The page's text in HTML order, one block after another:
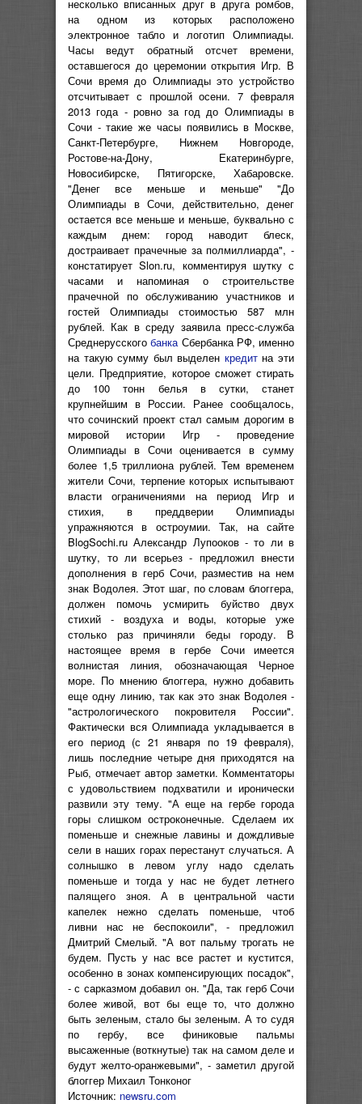
несколько вписанных друг в друга ромбов,
на одном из которых расположено
электронное табло и логотип Олимпиады.
Часы ведут обратный отсчет времени,
оставшегося до церемонии открытия Игр. В
Сочи время до Олимпиады это устройство
отсчитывает с прошлой осени. 7 февраля
2013 года - ровно за год до Олимпиады в
Сочи - такие же часы появились в Москве,
Санкт-Петербурге, Нижнем Новгороде,
Ростове-на-Дону, Екатеринбурге,
Новосибирске, Пятигорске, Хабаровске.
"Денег все меньше и меньше" "До
Олимпиады в Сочи, действительно, денег
остается все меньше и меньше, буквально с
каждым днем: город наводит блеск,
достраивает прачечные за полмиллиарда", -
констатирует Slon.ru, комментируя шутку с
часами и напоминая о строительстве
прачечной по обслуживанию участников и
гостей Олимпиады стоимостью 587 млн
рублей. Как в среду заявила пресс-служба
Среднерусскогобанка Сбербанка РФ, именно
на такую сумму был выделен кредитна эти
цели. Предприятие, которое сможет стирать
до 100 тонн белья в сутки, станет
крупнейшим в России. Ранее сообщалось,
что сочинский проект стал самым дорогим в
мировой истории Игр - проведение
Олимпиады в Сочи оценивается в сумму
более 1,5 триллиона рублей. Тем временем
жители Сочи, терпение которых испытывают
власти ограничениями на период Игр и
стихия, в преддверии Олимпиады
упражняются в остроумии. Так, на сайте
BlogSochi.ru Александр Лупооков - то ли в
шутку, то ли всерьез - предложил внести
дополнения в герб Сочи, разместив на нем
знак Водолея. Этот шаг, по словам блоггера,
должен помочь усмирить буйство двух
стихий - воздуха и воды, которые уже
столько раз причиняли беды городу. В
настоящее время в гербе Сочи имеется
волнистая линия, обозначающая Черное
море. По мнению блоггера, нужно добавить
еще одну линию, так как это знак Водолея -
"астрологического покровителя России".
Фактически вся Олимпиада укладывается в
его период (с 21 января по 19 февраля),
лишь последние четыре дня приходятся на
Рыб, отмечает автор заметки. Комментаторы
с удовольствием подхватили и иронически
развили эту тему. "А еще на гербе города
горы слишком остроконечные. Сделаем их
поменьше и снежные лавины и дождливые
сели в наших горах перестанут случаться. А
солнышко в левом углу надо сделать
поменьше и тогда у нас не будет летнего
палящего зноя. А в центральной части
капелек нежно сделать поменьше, чтоб
ливни нас не беспокоили", - предложил
Дмитрий Смелый. "А вот пальму трогать не
будем. Пусть у нас все растет и кустится,
особенно в зонах компенсирующих посадок",
- с сарказмом добавил он. "Да, так герб Сочи
более живой, вот бы еще то, что должно
быть зеленым, стало бы зеленым. А то судя
по гербу, все финиковые пальмы
высаженные (воткнутые) так на самом деле и
будут желто-оранжевыми", - заметил другой
блоггер Михаил Тонконог
Источник: newsru.com